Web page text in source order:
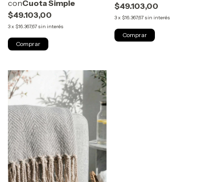
$49.103,00
3x $16.367,67 sin interés
$49.103,00
3x $16.367,67 sin interés